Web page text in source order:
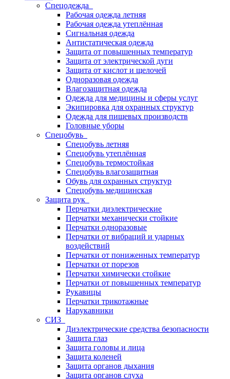
Спецодежда
Рабочая одежда летняя
Рабочая одежда утеплённая
Сигнальная одежда
Антистатическая одежда
Защита от повышенных температур
Защита от электрической дуги
Защита от кислот и щелочей
Одноразовая одежда
Влагозащитная одежда
Одежда для медицины и сферы услуг
Экипировка для охранных структур
Одежда для пищевых производств
Головные уборы
Спецобувь
Спецобувь летняя
Спецобувь утеплённая
Спецобувь термостойкая
Спецобувь влагозащитная
Обувь для охранных структур
Спецобувь медицинская
Защита рук
Перчатки диэлектрические
Перчатки механически стойкие
Перчатки одноразовые
Перчатки от вибраций и ударных
воздействий
Перчатки от пониженных температур
Перчатки от порезов
Перчатки химически стойкие
Перчатки от повышенных температур
Рукавицы
Перчатки трикотажные
Нарукавники
СИЗ
Диэлектрические средства безопасности
Защита глаз
Защита головы и лица
Защита коленей
Защита органов дыхания
Защита органов слуха